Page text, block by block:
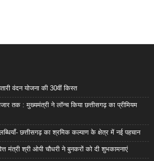
वंदन योजना की 30वीं किस्त
तक : मुख्यमंत्री ने लॉन्च किया छत्तीसगढ़ का प्रीमियम
छत्तीसगढ़ का श्रमिक कल्याण के क्षेत्र में नई पहचान
मंत्री श्री ओपी चौधरी ने बुनकरों को दी शुभकामनाएं